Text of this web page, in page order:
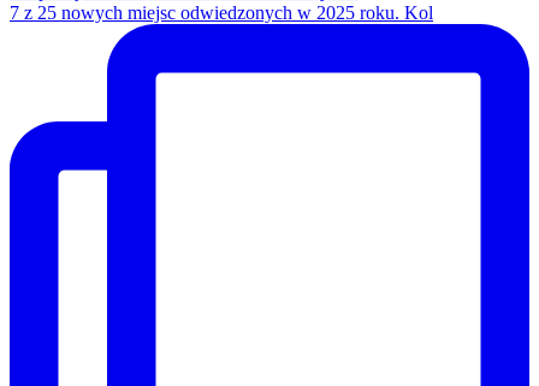
7 z 25 nowych miejsc odwiedzonych w 2025 roku. Kol